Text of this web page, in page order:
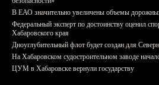
В ЕАО значительно увеличены объемы
Федеральный эксперт по достоинству оценил
Хабаровского края
Дноуглубительный флот будет создан для
На Хабаровском судостроительном заводе
ЦУМ в Хабаровске вернули государству